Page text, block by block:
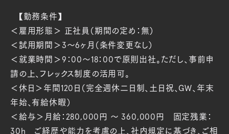
【勤務条件】
＜雇用形態＞ 正社員（期間の定め：無）
＜試用期間＞3～6ヶ月（条件変更なし）
＜就業時間＞9：00～18：00で原則出社。ただし、事前申
請の上、フレックス制度の活用可。
＜休日＞年間120日（完全週休二日制、土日祝、GW、年末
年始、有給休暇）
＜給与＞月給：280,000円 〜 360,000円 固定残業：
30h ご経歴や能力を考慮の上、社内規定に基づき、ご相